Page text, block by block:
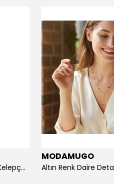
Altı Kalpli Sedef Taşlı Rose Çelik Kelepçe Bileklik
MODAMUGO